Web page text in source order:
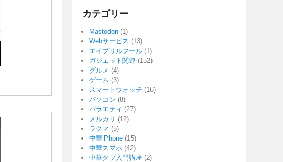
カテゴリー
Mastodon (1)
Webサービス (13)
エイプリルフール (1)
ガジェット関連 (152)
グルメ (4)
ゲーム (3)
スマートウォッチ (16)
パソコン (8)
バラエティ (27)
メルカリ (12)
ラクマ (5)
中華iPhone (15)
中華スマホ (42)
中華タブ入門講座 (2)